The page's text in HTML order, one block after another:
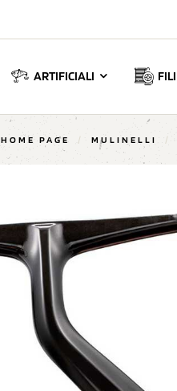
ARTIFICIALI FILI
HOME PAGE / MULINELLI /